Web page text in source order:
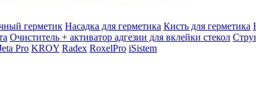
герметик Насадка для герметика Кисть для герметика
Очиститель + активатор адгезии для вклейки стекол
Pro KROY Radex RoxelPro iSistem